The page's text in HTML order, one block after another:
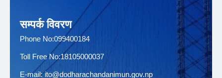
सम्पर्क विवरण
Phone No:099400184
Toll Free No:18105000037
E-mail:ito@dodharachandanimun.gov.np